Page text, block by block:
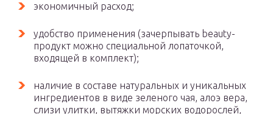
экономичный расход;
удобство применения (зачерпывать beauty-
продукт можно специальной лопаточкой,
входящей в комплект);
наличие в составе натуральных и уникальных
ингредиентов в виде зеленого чая, алоэ вера,
слизи улитки, вытяжки морских водорослей,